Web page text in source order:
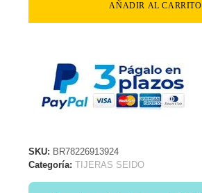
AÑADIR AL CARRITO
SKU: BR78226913924
Categoría:TIJERAS SEIDO